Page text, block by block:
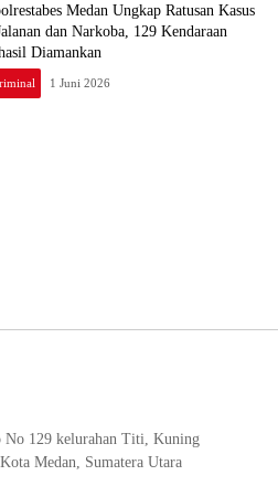
Medan Ungkap Ratusan Kasus
dan Narkoba, 129 Kendaraan
Diamankan
1 Juni 2026
No 129 kelurahan Titi, Kuning
Medan, Sumatera Utara